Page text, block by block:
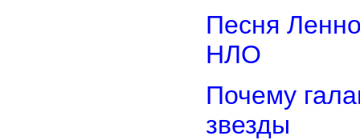
Песня
НЛО
Почему
звезды